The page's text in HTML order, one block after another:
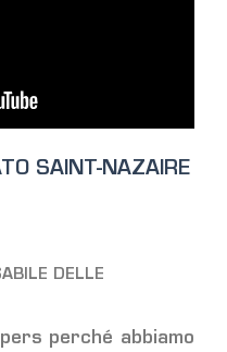
SAINT-NAZAIRE
DELLE
perché abbiamo